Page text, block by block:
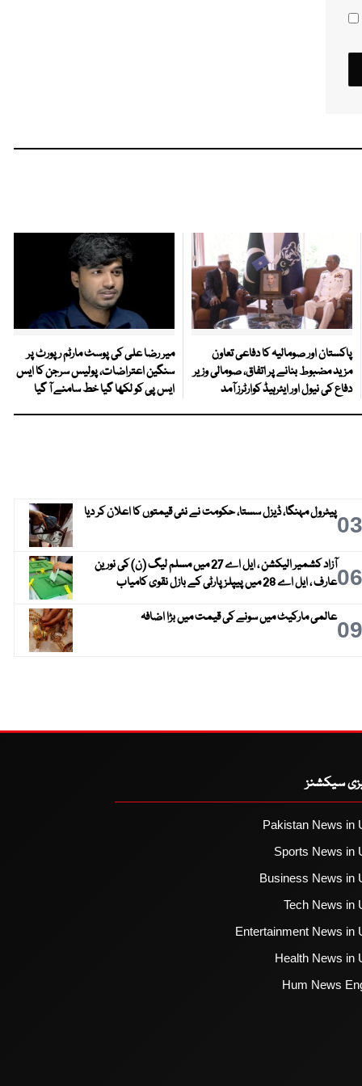
پاکستان اور صومالیہ کا دفاعی تعاون
مزید مضبوط بنانے پر اتفاق، صومالی وزیر
دفاع کی نیول اور ایئرہیڈ کوارٹرز آمد
میر رضا علی کی پوسٹ مارٹم رپورٹ پر
سنگین اعتراضات، پولیس سرجن کا ایس
ایس پی کو لکھا گیا خط سامنے آ گیا
03پیٹرول مہنگا، ڈیزل سستا، حکومت نے نئی قیمتوں کا اعلان کر دیا
06
آزاد کشمیر الیکشن ، ایل اے 27 میں مسلم لیگ (ن) کی نورین
عارف ، ایل اے 28 میں پیپلز پارٹی کے بازل نقوی کامیاب
09عالمی مارکیٹ میں سونے کی قیمت میں بڑا اضافہ
سیکشنز
Pakistan News in
Sports News in
Business News in
Tech News in
Entertainment News in
Health News in
Hum News